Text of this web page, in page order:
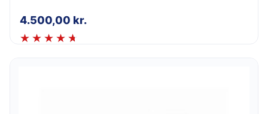
4.500,00 kr.